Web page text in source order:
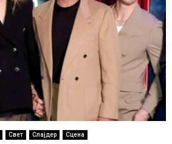
Свет Слајдер Сцена